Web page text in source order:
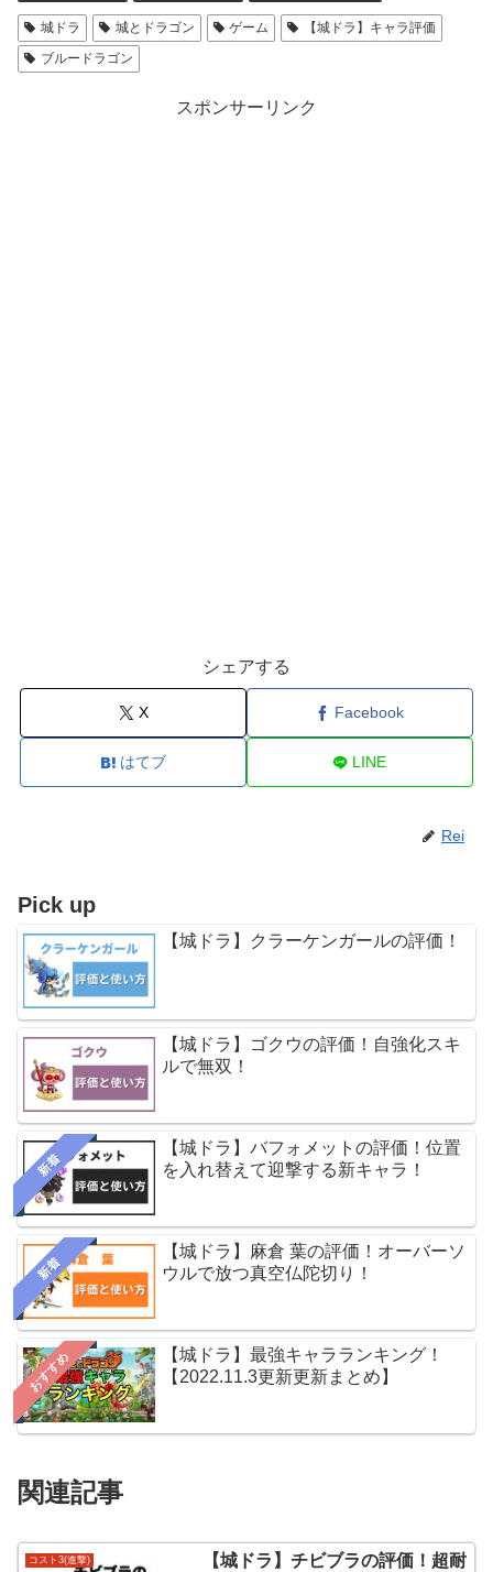
城ドラ 城とドラゴン ゲーム
【城ドラ】キャラ評価
ブルードラゴン
スポンサーリンク
シェアする
X Facebook
はてブ LINE
Rei
Pick up
【城ドラ】クラーケンガールの評価！
【城ドラ】ゴクウの評価！自強化スキ
ルで無双！
新着
【城ドラ】バフォメットの評価！位置
を入れ替えて迎撃する新キャラ！
新着
【城ドラ】麻倉 葉の評価！オーバーソ
ウルで放つ真空仏陀切り！
おすすめ
【城ドラ】最強キャラランキング！
【2022.11.3更新更新まとめ】
関連記事
コスト3(進撃)
【城ドラ】チビブラの評価！超耐